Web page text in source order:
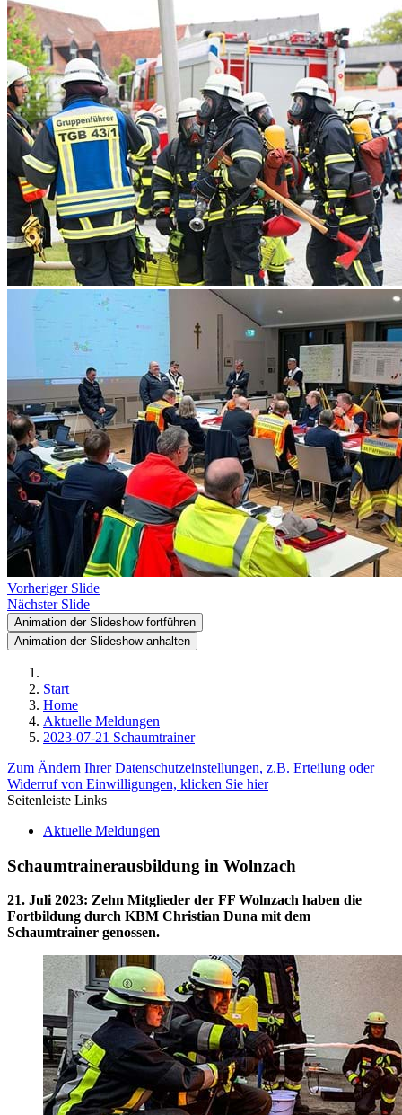
Vorheriger Slide
Nächster Slide
Animation der Slideshow fortführen
Animation der Slideshow anhalten
Start
Home
Aktuelle Meldungen
2023-07-21 Schaumtrainer
Zum Ändern Ihrer Datenschutzeinstellungen, z.B. Erteilung oder
Widerruf von Einwilligungen, klicken Sie hier
Seitenleiste Links
Aktuelle Meldungen
Schaumtrainerausbildung in Wolnzach
21. Juli 2023: Zehn Mitglieder der FF Wolnzach haben die
Fortbildung durch KBM Christian Duna mit dem
Schaumtrainer genossen.